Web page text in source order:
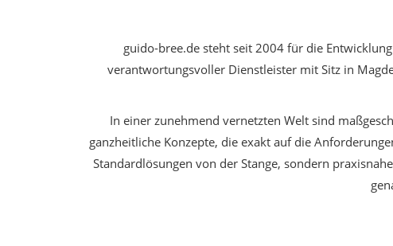
guido-bree.de steht seit 2004 für die
verantwortungsvoller Dienstleister mit Sitz in
In einer zunehmend vernetzten Welt sind
ganzheitliche Konzepte, die exakt auf die
Standardlösungen von der Stange, sondern